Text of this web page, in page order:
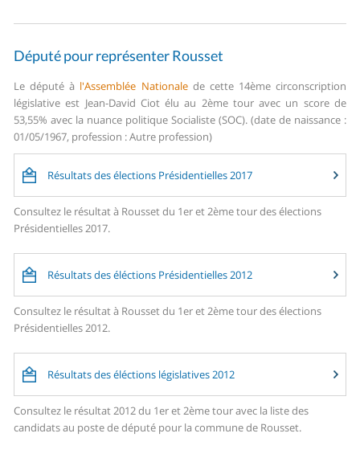
Député pour représenter Rousset
Le député à l'Assemblée Nationalede cette 14ème circonscription
législative est Jean-David Ciot élu au 2ème tour avec un score de
53,55% avec la nuance politique Socialiste (SOC). (date de naissance :
01/05/1967, profession : Autre profession)
Résultats des élections Présidentielles 2017
Consultez le résultat à Rousset du 1er et 2ème tour des élections
Présidentielles 2017.
Résultats des éléctions Présidentielles 2012
Consultez le résultat à Rousset du 1er et 2ème tour des élections
Présidentielles 2012.
Résultats des éléctions législatives 2012
Consultez le résultat 2012 du 1er et 2ème tour avec la liste des
candidats au poste de député pour la commune de Rousset.